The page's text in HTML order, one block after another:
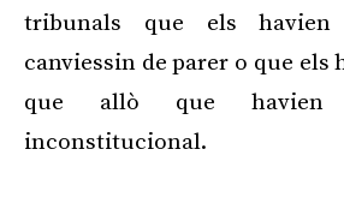
tribunals que els havien
canviessin de parer o que els
que allò que havien
inconstitucional.